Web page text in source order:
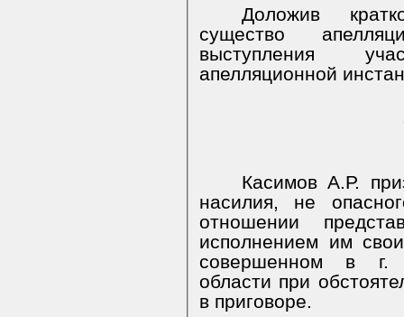
Доложив
существо
выступления
апелляционной
Касимов А.Р.
насилия, не
отношении
исполнением им
совершенном в г.
области при
в приговоре.